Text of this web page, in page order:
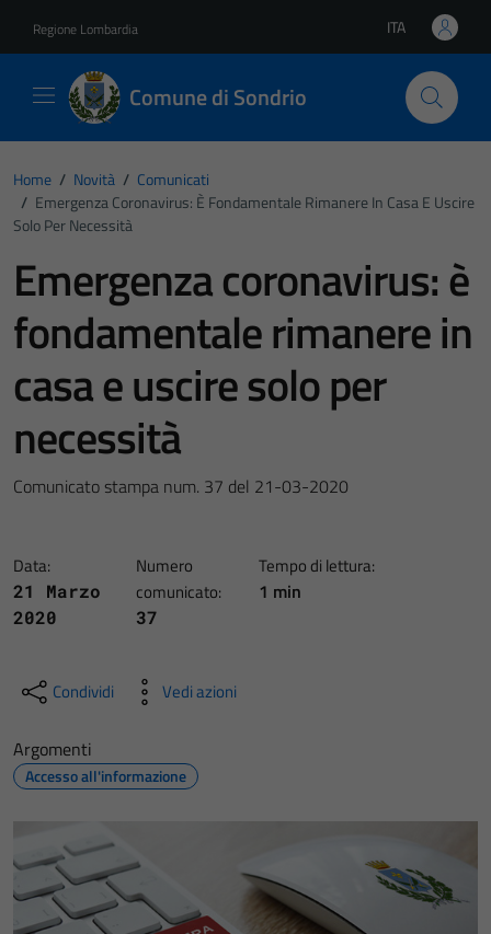
Regione Lombardia Lingua attiva:
ITA
Comune di Sondrio
Home / Novità / Comunicati
/ Emergenza Coronavirus: È Fondamentale Rimanere In Casa E Uscire
Solo Per Necessità
Emergenza coronavirus: è
fondamentale rimanere in
casa e uscire solo per
necessità
Comunicato stampa num. 37 del 21-03-2020
Data:
21 Marzo
2020
Numero
comunicato:
37
Tempo di lettura:
1 min
Condividi Vedi azioni
Argomenti
Accesso all'informazione